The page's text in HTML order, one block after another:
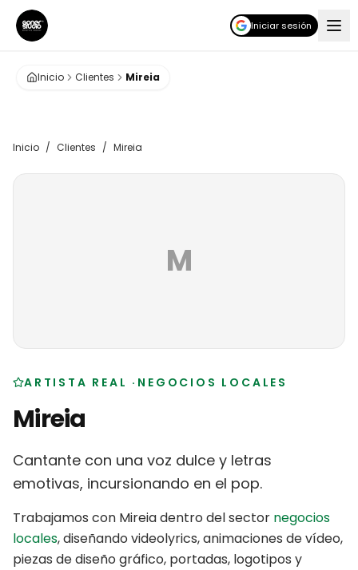
Iniciar sesión
Inicio Clientes Mireia
Inicio / Clientes / Mireia
M
ARTISTA REAL · NEGOCIOS LOCALES
Mireia
Cantante con una voz dulce y letras
emotivas, incursionando en el pop.
Trabajamos con Mireiadentro del sector negocios
locales,diseñando videolyrics, animaciones de vídeo,
piezas de diseño gráfico, portadas, logotipos y